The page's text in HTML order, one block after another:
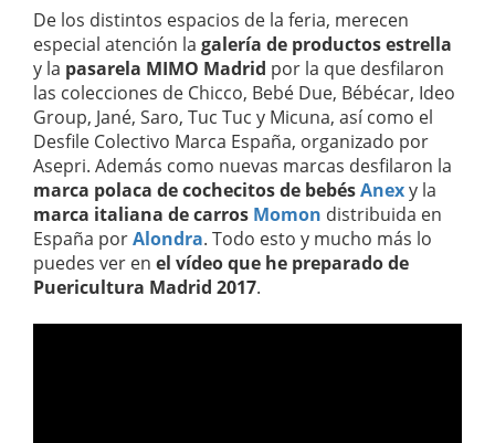
De los distintos espacios de la feria, merecen
especial atención la galería de productos estrella
y la pasarela MIMO Madrid por la que desfilaron
las colecciones de Chicco, Bebé Due, Bébécar, Ideo
Group, Jané, Saro, Tuc Tuc y Micuna, así como el
Desfile Colectivo Marca España, organizado por
Asepri. Además como nuevas marcas desfilaron la
marca polaca de cochecitos de bebésAnexy la
marca italiana de carros Momon distribuida en
España porAlondra. Todo esto y mucho más lo
puedes ver en el vídeo que he preparado de
Puericultura Madrid 2017.